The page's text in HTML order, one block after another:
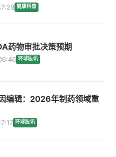
健康科普
药物审批决策预期
环球医讯
编辑：2026年制药领域重
环球医讯